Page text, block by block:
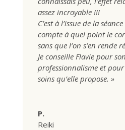
assez incroyable !!!
C’est à l’issue de la
compte à quel point le
sans que l’on s’en rende
Je conseille Flavie pour
professionnalisme et pour
soins qu’elle propose. »
P.
Reiki